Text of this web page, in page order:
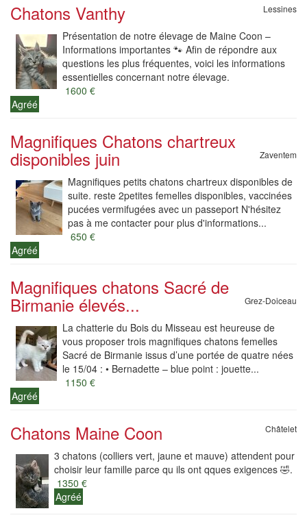
Chatons Vanthy Lessines
Présentation de notre élevage de Maine Coon –
Informations importantes 🐾 Afin de répondre aux
questions les plus fréquentes, voici les informations
essentielles concernant notre élevage.
1600 €
Agréé
Magnifiques Chatons chartreux
disponibles juin Zaventem
Magnifiques petits chatons chartreux disponibles de
suite. reste 2petites femelles disponibles, vaccinées
pucées vermifugées avec un passeport N'hésitez
pas à me contacter pour plus d'informations...
650 €
Agréé
Magnifiques chatons Sacré de
Birmanie élevés... Grez-Doiceau
La chatterie du Bois du Misseau est heureuse de
vous proposer trois magnifiques chatons femelles
Sacré de Birmanie issus d’une portée de quatre nées
le 15/04 : • Bernadette – blue point : jouette...
1150 €
Agréé
Chatons Maine Coon Châtelet
3 chatons (colliers vert, jaune et mauve) attendent pour
choisir leur famille parce qu ils ont qques exigences 🤣.
1350 €
Agréé